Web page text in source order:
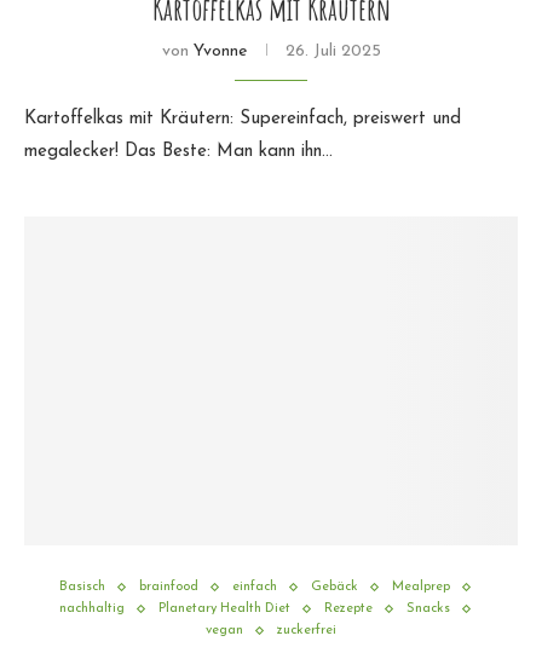
Kartoffelkas mit Kräutern
von Yvonne 26. Juli 2025
Kartoffelkas mit Kräutern: Supereinfach, preiswert und
megalecker! Das Beste: Man kann ihn…
Basisch brainfood einfach Gebäck
Mealprep
nachhaltig
Planetary Health Diet Rezepte
Snacks
vegan
zuckerfrei